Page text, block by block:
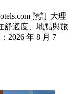
預訂 大理
舒適度、地點與旅
2026 年 8 月 7